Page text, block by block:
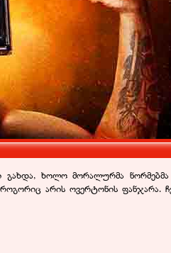
გახდა, ხოლო მორალურმა
არის ოვერტონის ფანჯარა.